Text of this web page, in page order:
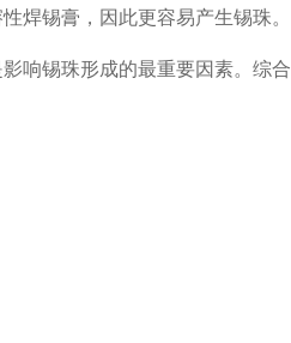
焊锡膏，因此更容易产生锡珠。
响锡珠形成的最重要因素。综合